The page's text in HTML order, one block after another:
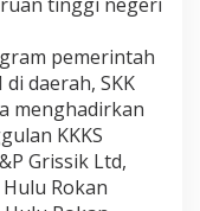
pemerintah
daerah, SKK
menghadirkan
KKKS
Grissik Ltd,
Rokan